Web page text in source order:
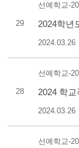
29
선예학교-
2024학년
2024.03.26
28
선예학교-
2024.03.26
선예학교-